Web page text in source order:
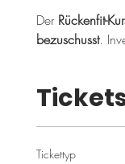
Der Rückenfit-
bezuschusst.
Tickettyp